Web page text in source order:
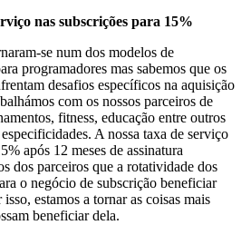
nas subscrições para 15%
se num dos modelos de
programadores mas sabemos que os
desafios específicos na aquisição
com os nossos parceiros de
fitness, educação entre outros
A nossa taxa de serviço
após 12 meses de assinatura
dos parceiros que a rotatividade dos
o negócio de subscrição beneficiar
estamos a tornar as coisas mais
beneficiar dela.